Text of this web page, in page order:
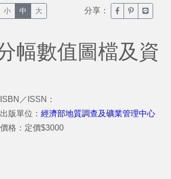
小 中 大 分享： 臉書分享(另開新
噗浪分享(
Line分
幅數值圖檔及資
ISBN／ISSN：
出版單位：經濟部地質調查及礦業管理中心
價格：定價$3000